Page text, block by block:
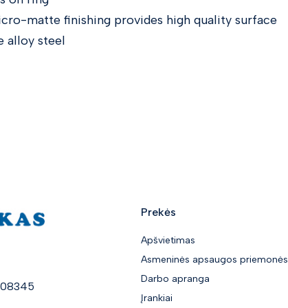
matte finishing provides high quality surface
alloy steel
Prekės
Apšvietimas
Asmeninės apsaugos priemonės
Darbo apranga
Įrankiai